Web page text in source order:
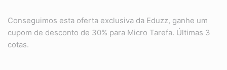
Conseguimos esta oferta exclusiva da Eduzz, ganhe um
cupom de desconto de 30% para Micro Tarefa. Últimas 3
cotas.